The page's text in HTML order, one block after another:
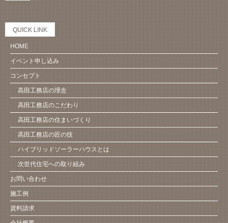
QUICK LINK
HOME
イベント申し込み
コンセプト
高田工務店の理念
高田工務店のこだわり
高田工務店の住まいづくり
高田工務店の匠の技
ハイブリッドソーラーハウスとは
次世代住宅への取り組み
お問い合わせ
施工例
資料請求